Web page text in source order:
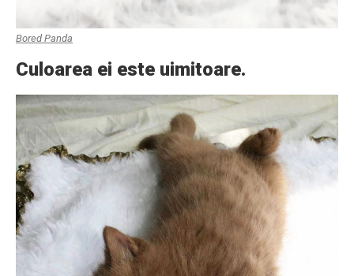
Bored Panda
Culoarea ei este uimitoare.